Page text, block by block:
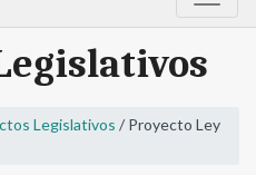
Legislativos / Proyecto Ley